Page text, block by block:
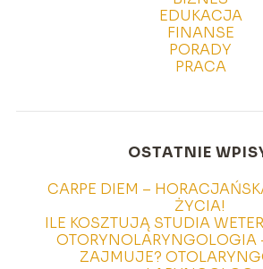
EDUKACJA
FINANSE
PORADY
PRACA
OSTATNIE
CARPE DIEM –
ŻYCIA!
ILE KOSZTUJĄ STUDIA
OTORYNOLARYNGOLOGIA
ZAJMUJE?